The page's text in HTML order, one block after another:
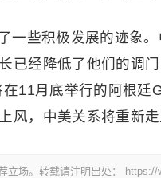
一些积极发展的迹象
已经降低了他们的调
11月底举行的阿根廷
风，中美关系将重新走
立场。转载请注明出处： https://